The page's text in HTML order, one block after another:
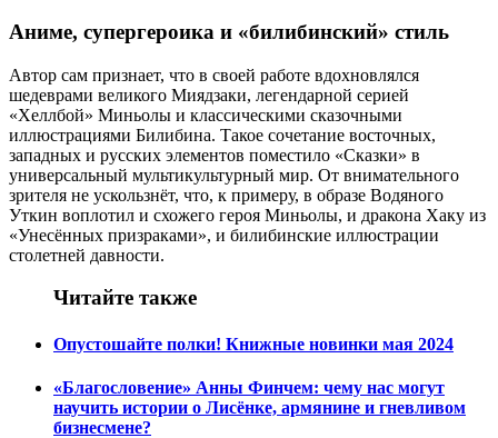
Аниме, супергероика и «билибинский» стиль
Автор сам признает, что в своей работе вдохновлялся
шедеврами великого Миядзаки, легендарной серией
«Хеллбой» Миньолы и классическими сказочными
иллюстрациями Билибина. Такое сочетание восточных,
западных и русских элементов поместило «Сказки» в
универсальный мультикультурный мир. От внимательного
зрителя не ускользнёт, что, к примеру, в образе Водяного
Уткин воплотил и схожего героя Миньолы, и дракона Хаку из
«Унесённых призраками», и билибинские иллюстрации
столетней давности.
Читайте также
Опустошайте полки! Книжные новинки мая 2024
«Благословение» Анны Финчем: чему нас могут
научить истории о Лисёнке, армянине и гневливом
бизнесмене?